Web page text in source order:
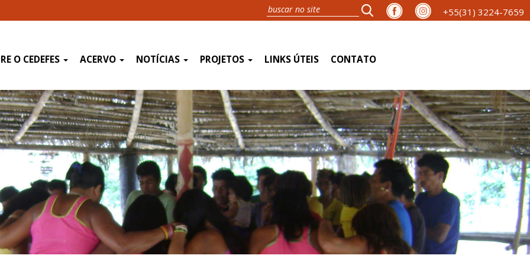
+55(31) 3224-7659
O CEDEFES ACERVO NOTÍCIAS PROJETOS LINKS ÚTEIS CONTATO